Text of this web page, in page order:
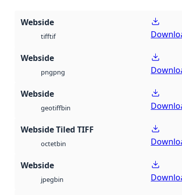
Webside
tifftif
Webside
pngpng
Webside
geotiffbin
Webside Tiled TIFF
octetbin
Webside
jpegbin